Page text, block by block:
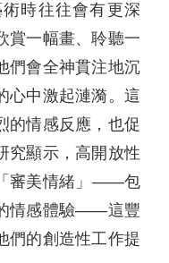
時往往會有更深
賞一幅畫、聆聽一
們會全神貫注地沉
心中激起漣漪。這
的情感反應，也促
究顯示，高開放性
審美情緒」——包
情感體驗——這豐
們的創造性工作提